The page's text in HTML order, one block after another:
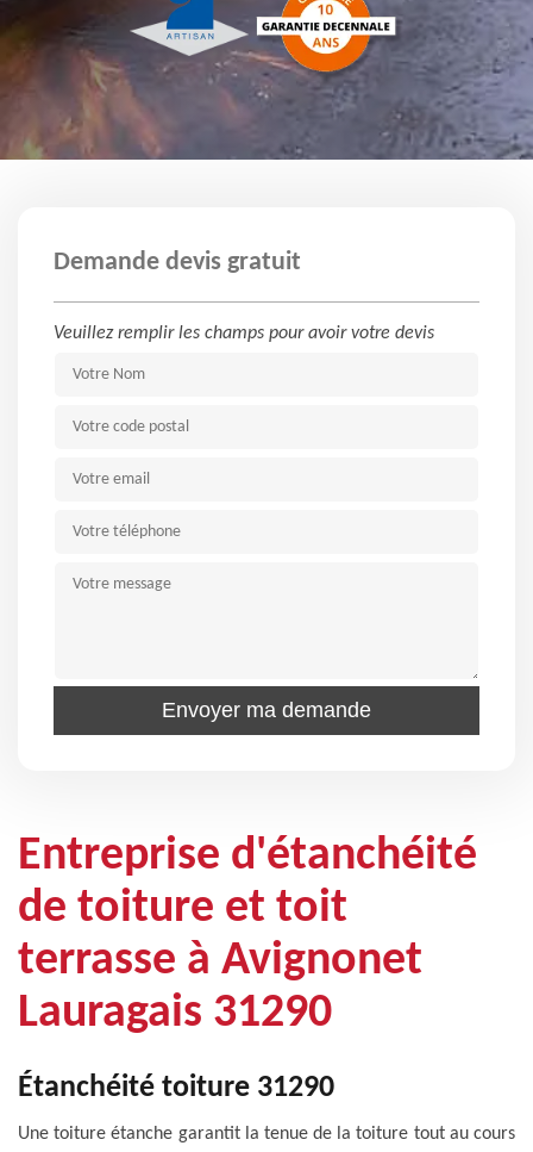
Demande devis gratuit
Veuillez remplir les champs pour avoir votre devis
Entreprise d'étanchéité
de toiture et toit
terrasse à Avignonet
Lauragais 31290
Étanchéité toiture 31290
Une toiture étanche garantit la tenue de la toiture tout au cours